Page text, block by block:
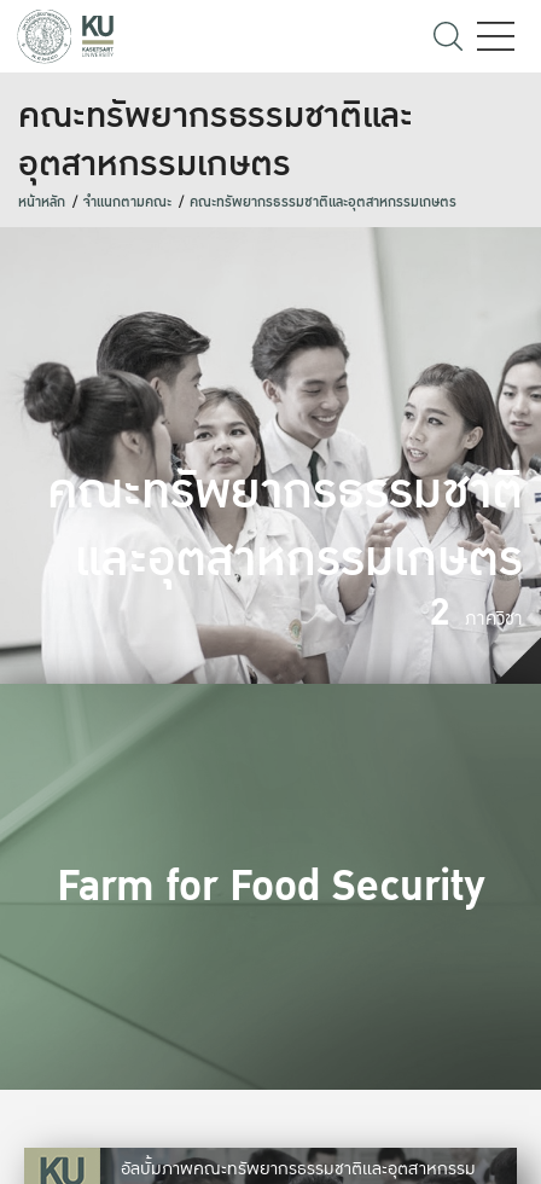
คณะทรัพยากรธรรมชาติและ
อุตสาหกรรมเกษตร
หน้าหลัก จำแนกตามคณะ คณะทรัพยากรธรรมชาติและอุตสาหกรรมเกษตร
คณะทรัพยากรธรรมชาติ
และอุตสาหกรรมเกษตร
2 ภาควิชา
Farm for Food Security
อัลบั้มภาพคณะทรัพยากรธรรมชาติและอุตสาหกรรม